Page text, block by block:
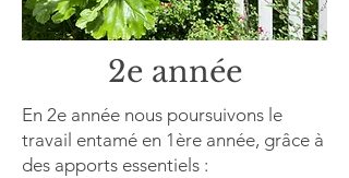
2e année
En 2e année nous poursuivons le
travail entamé en 1ère année, grâce à
des apports essentiels :